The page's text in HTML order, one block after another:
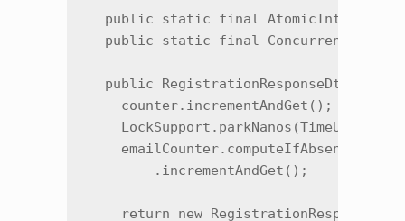
public static final AtomicInteger
public static final
public RegistrationResponseDto
    counter.incrementAndGet();
        .incrementAndGet();
return new